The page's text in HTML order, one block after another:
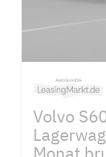
Volvo